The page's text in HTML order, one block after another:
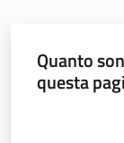
Quanto
questa